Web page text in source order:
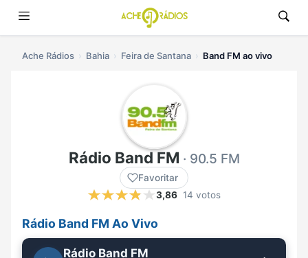
Ache Rádios Bahia Feira de Santana Band FM ao vivo
Rádio Band FM · 90.5 FM
Favoritar
3,86 14 votos
Rádio Band FM Ao Vivo
Rádio Band FM